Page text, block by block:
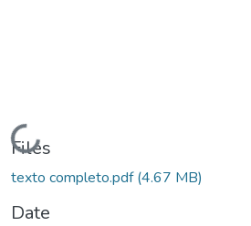
Loading...
Files
texto completo.pdf(4.67 MB)
Date